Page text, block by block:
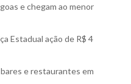
e chegam ao menor
Estadual ação de R$ 4
e restaurantes em